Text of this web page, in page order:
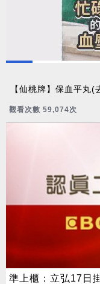
【仙桃牌】保血平丸(
觀看次數 59,080次
準上櫃：立弘17日